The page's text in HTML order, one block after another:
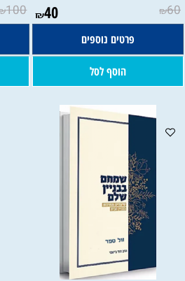
₪60
₪40
פרטים נוספים
הוסף לסל
₪100